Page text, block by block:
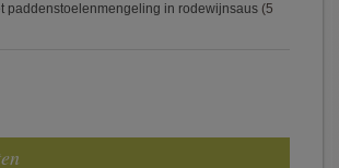
paddenstoelenmengeling in rodewijnsaus (5